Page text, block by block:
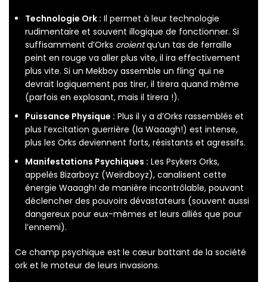
Technologie Ork : Il permet à leur technologie
rudimentaire et souvent illogique de fonctionner. Si
suffisamment d’Orks croientqu’un tas de ferraille
peint en rouge va aller plus vite, il ira effectivement
plus vite. Si un Mekboy assemble un fling’ qui ne
devrait logiquement pas tirer, il tirera quand même
(parfois en explosant, mais il tirera !).
Puissance Physique : Plus il y a d’Orks rassemblés et
plus l’excitation guerrière (la Waaagh!) est intense,
plus les Orks deviennent forts, résistants et agressifs.
Manifestations Psychiques : Les Psykers Orks,
appelés Bizarboyz (Weirdboyz), canalisent cette
énergie Waaagh! de manière incontrôlable, pouvant
déclencher des pouvoirs dévastateurs (souvent aussi
dangereux pour eux-mêmes et leurs alliés que pour
l’ennemi).
Ce champ psychique est le cœur battant de la société
ork et le moteur de leurs invasions.